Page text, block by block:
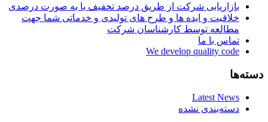
بازاریابی شرکت از طریق درصد تخفیف یا به صورت درصدی
خلاقیت و ایده ها و طرح های تولیدی و خدماتی شما جهت
مطالعه توسط کارشناسان شرکت
تماس با ما
We develop quality code
دسته‌ها
Latest News
دسته‌بندی نشده